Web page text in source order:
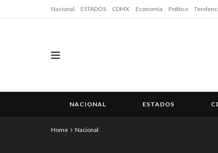
Nacional ESTADOS CDMX Economía Política
NACIONAL ESTADOS
Home Nacional